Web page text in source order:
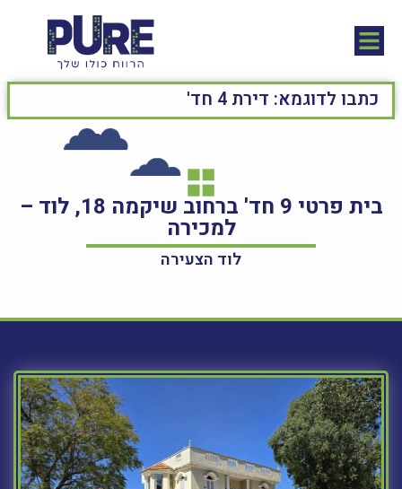
בית פרטי 9 חד' ברחוב שיקמה 18, לוד –
למכירה
לוד הצעירה